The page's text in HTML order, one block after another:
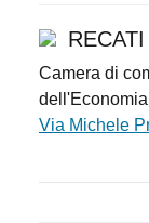
Camera di
dell'Economia
Via Michele